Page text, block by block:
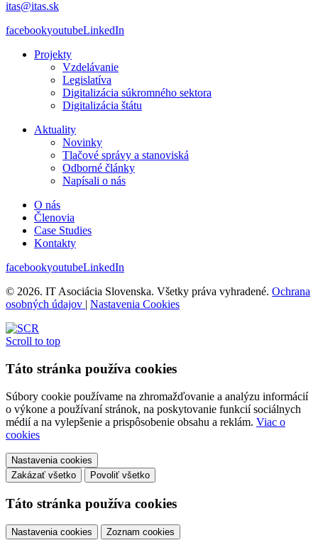
itas@itas.sk
facebookyoutubeLinkedIn
Projekty
Vzdelávanie
Legislatíva
Digitalizácia súkromného sektora
Digitalizácia štátu
Aktuality
Novinky
Tlačové správy a stanoviská
Odborné články
Napísali o nás
O nás
Členovia
Case Studies
Kontakty
facebookyoutubeLinkedIn
© 2026. IT Asociácia Slovenska. Všetky práva vyhradené. Ochrana
osobných údajov | Nastavenia Cookies
Scroll to top
Táto stránka používa cookies
Súbory cookie používame na zhromažďovanie a analýzu informácií
o výkone a používaní stránok, na poskytovanie funkcií sociálnych
médií a na vylepšenie a prispôsobenie obsahu a reklám. Viac o
cookies
Nastavenia cookies
Zakázať všetko
Povoliť všetko
Táto stránka používa cookies
Nastavenia cookies Zoznam cookies